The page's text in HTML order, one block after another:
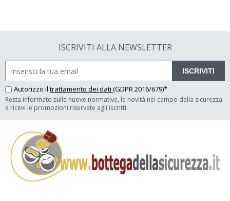
ISCRIVITI ALLA NEWSLETTER
ISCRIVITI
Autorizzo il trattamento dei dati (GDPR 2016/679)*
Resta informato sulle nuove normative, le novità nel campo della sicurezza
e ricevi le promozioni riservate agli iscritti.